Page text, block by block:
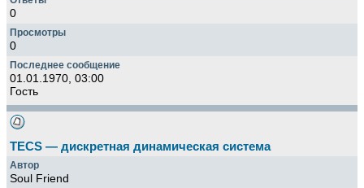
0
0
01.01.1970, 03:00
Гость
TECS — дискретная динамическая система
Soul Friend